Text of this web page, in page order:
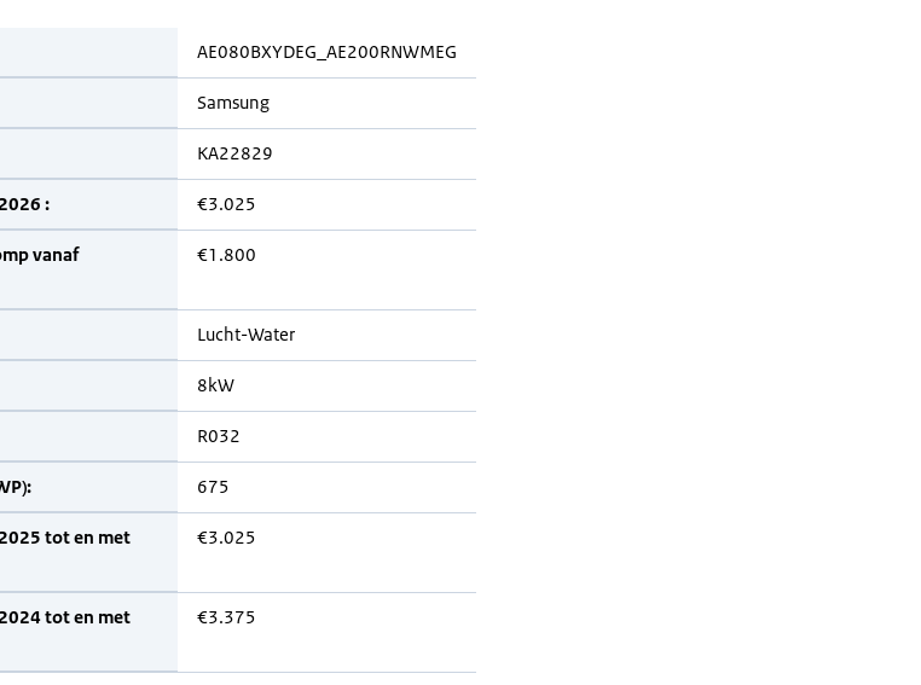
AE080BXYDEG_AE200RNWMEG
Samsung
KA22829
: €3.025
vanaf
€1.800
Lucht-Water
8kW
R032
675
tot en met
€3.025
tot en met
€3.375